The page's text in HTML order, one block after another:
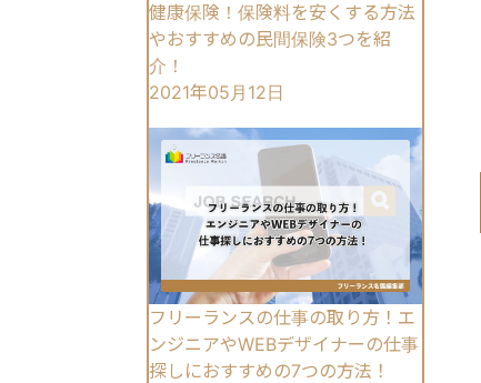
健康保険！保険料を安くする方法
やおすすめの民間保険3つを紹
介！
2021年05月12日
フリーランスの仕事の取り方！エ
ンジニアやWEBデザイナーの仕事
探しにおすすめの7つの方法！